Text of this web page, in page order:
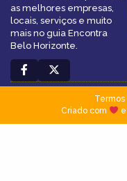
as melhores empresas,
locais, serviços e muito
mais no guia Encontra
Belo Horizonte.
Termos|
Criado com
e